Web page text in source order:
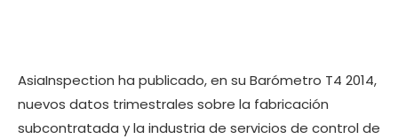
AsiaInspection ha publicado, en su Barómetro T4 2014,
nuevos datos trimestrales sobre la fabricación
subcontratada y la industria de servicios de control de